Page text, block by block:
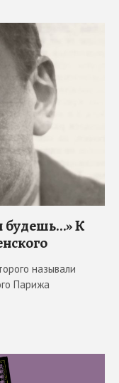
будешь…» К
называли
Парижа